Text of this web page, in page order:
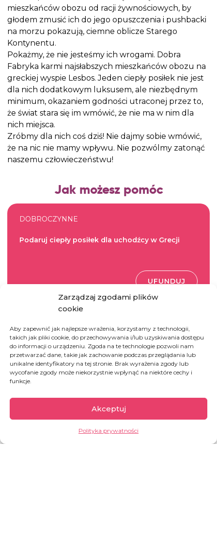
Zarządzaj zgodami plików
cookie
Aby zapewnić jak najlepsze wrażenia, korzystamy z technologii,
takich jak pliki cookie, do przechowywania i/lub uzyskiwania dostępu
do informacji o urządzeniu. Zgoda na te technologie pozwoli nam
przetwarzać dane, takie jak zachowanie podczas przeglądania lub
unikalne identyfikatory na tej stronie. Brak wyrażenia zgody lub
wycofanie zgody może niekorzystnie wpłynąć na niektóre cechy i
funkcje.
Akceptuj
Polityka prywatności
mieszkańców obozu od racji żywnościowych, by
głodem zmusić ich do jego opuszczenia i pushbacki
na morzu pokazują, ciemne oblicze Starego
Kontynentu.
Pokażmy, że nie jesteśmy ich wrogami. Dobra
Fabryka karmi najsłabszych mieszkańców obozu na
greckiej wyspie Lesbos. Jeden ciepły posiłek nie jest
dla nich dodatkowym luksusem, ale niezbędnym
minimum, okazaniem godności utraconej przez to,
że świat stara się im wmówić, że nie ma w nim dla
nich miejsca.
Zróbmy dla nich coś dziś! Nie dajmy sobie wmówić,
że na nic nie mamy wpływu. Nie pozwólmy zatonąć
naszemu człowieczeństwu!
Jak możesz pomóc
DOBROCZYNNE
Podaruj ciepły posiłek dla uchodźcy w Grecji
UFUNDUJ
Ufunduj pomoc medyczną dla uchodźcy na
Lesvos